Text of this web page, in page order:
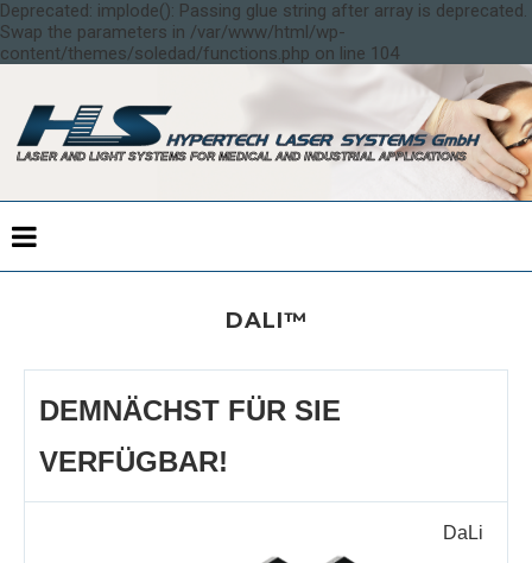
Deprecated: implode(): Passing glue string after array is deprecated.
Swap the parameters in /var/www/html/wp-
content/themes/soledad/functions.php on line 104
DALI™
DEMNÄCHST FÜR SIE
VERFÜGBAR!
DaLi